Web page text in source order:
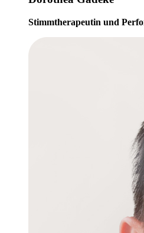
Stimmtherapeutin und